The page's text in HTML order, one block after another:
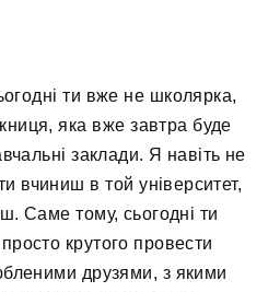
ти вже не школярка,
яка вже завтра буде
заклади. Я навіть не
вчиниш в той університет,
Саме тому, сьогодні ти
крутого провести
друзями, з якими